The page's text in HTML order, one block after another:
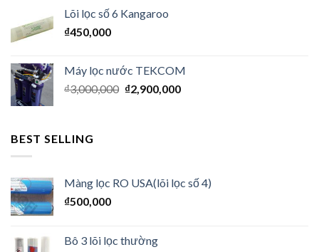
Lõi lọc số 6 Kangaroo
₫450,000
Máy lọc nước TEKCOM
₫3,000,000 ₫2,900,000
BEST SELLING
Màng lọc RO USA(lõi lọc số 4)
₫500,000
Bô 3 lõi lọc thường